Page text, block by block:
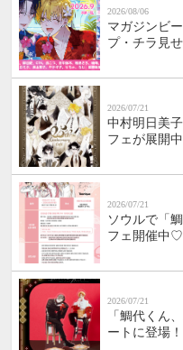
2026/08/06
マガジンビ
プ・チラ見
2026/07/21
中村明日美
フェが展開
2026/07/21
ソウルで「
フェ開催中♡
2026/07/21
「鯛代くん
ートに登場！